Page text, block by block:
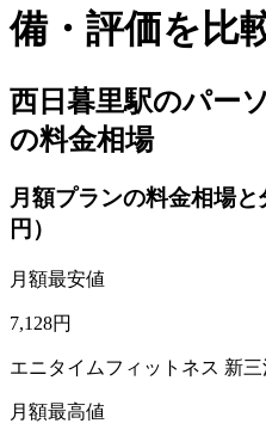
備・評価を比
西日暮里駅のパー
の料金相場
月額プランの料金相場
円）
月額最安値
7,128円
エニタイムフィットネス 新
月額最高値